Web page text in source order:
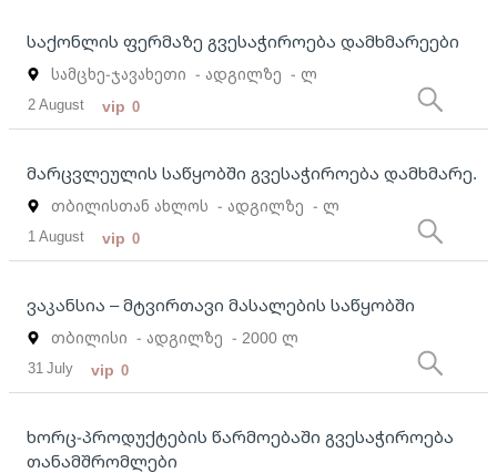
საქონლის ფერმაზე გვესაჭიროება დამხმარეები
სამცხე-ჯავახეთი - ადგილზე - ლ
2 August vip 0
მარცვლეულის საწყობში გვესაჭიროება დამხმარე.
თბილისთან ახლოს - ადგილზე - ლ
1 August vip 0
ვაკანსია – მტვირთავი მასალების საწყობში
თბილისი - ადგილზე - 2000 ლ
31 July vip 0
ხორც-პროდუქტების წარმოებაში გვესაჭიროება
თანამშრომლები